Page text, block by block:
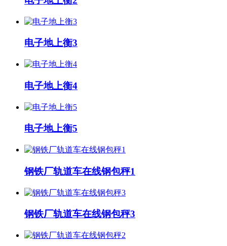
电子地上衡3
电子地上衡4
电子地上衡5
钢铁厂轨道车在线钢包秤1
钢铁厂轨道车在线钢包秤3